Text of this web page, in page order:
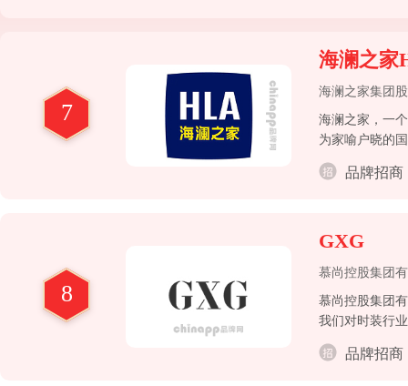
7
海澜之家
海澜之家集团
海澜之家，一
为家喻户晓的
品牌招商
8
GXG
慕尚控股集团
慕尚控股集团
我们对时装行
品牌招商